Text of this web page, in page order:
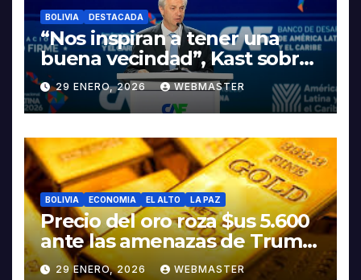
BOLIVIA DESTACADA
“Nos inspiran a tener una
buena vecindad”, Kast sobre
discurso del presidente
Rodrigo Paz
29 ENERO, 2026 WEBMASTER
BOLIVIA ECONOMIA EL ALTO LA PAZ
Precio del oro roza $us 5.600
ante las amenazas de Trump
contra Irán
29 ENERO, 2026 WEBMASTER